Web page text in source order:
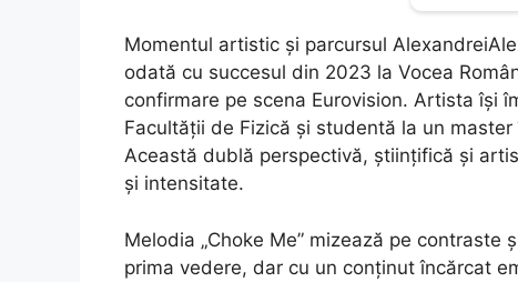
Momentul artistic și parcursul
odată cu succesul din 2023 la Vocea
confirmare pe scena Eurovision. Artista își
Facultății de Fizică și studentă la un
Această dublă perspectivă, științifică și
și intensitate.
Melodia „Choke Me” mizează pe
prima vedere, dar cu un conținut încărcat